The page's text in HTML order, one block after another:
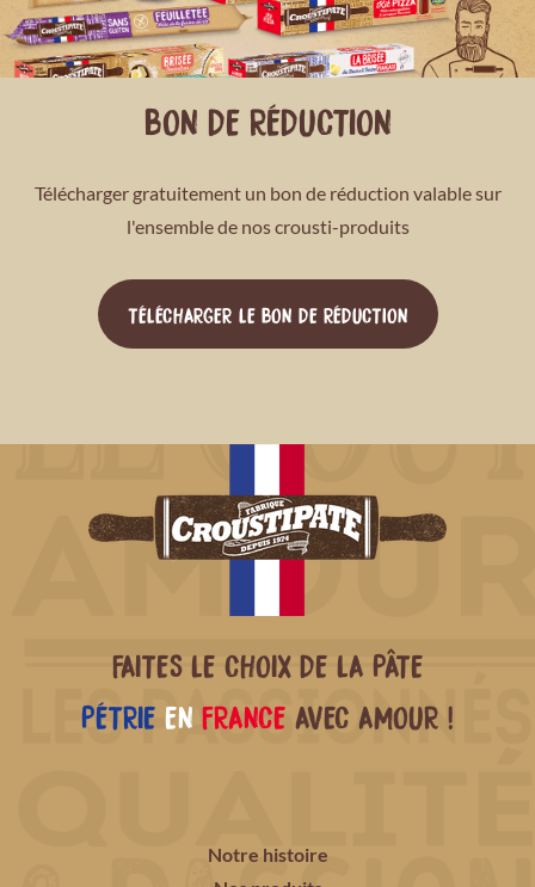
BON DE RÉDUCTION
Télécharger gratuitement un bon de réduction valable sur
l'ensemble de nos crousti-produits
TÉLÉCHARGER LE BON DE RÉDUCTION
FAITES LE CHOIX DE LA PÂTE
PÉTRIE EN FRANCE AVEC AMOUR !
Notre histoire